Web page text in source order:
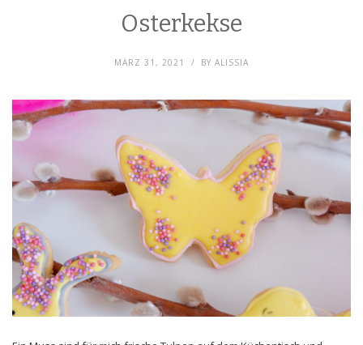
Osterkekse
MÄRZ 31, 2021 BY ALISSIA